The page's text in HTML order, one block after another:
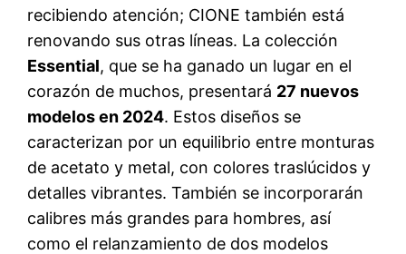
recibiendo atención; CIONE también está
renovando sus otras líneas. La colección
Essential, que se ha ganado un lugar en el
corazón de muchos, presentará 27 nuevos
modelos en 2024. Estos diseños se
caracterizan por un equilibrio entre monturas
de acetato y metal, con colores traslúcidos y
detalles vibrantes. También se incorporarán
calibres más grandes para hombres, así
como el relanzamiento de dos modelos